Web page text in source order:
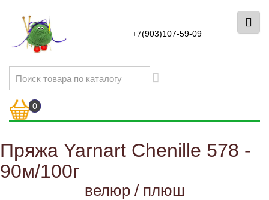
+7(903)107-59-09
0
Пряжа Yarnart Chenille 578 -
90м/100г
велюр / плюш